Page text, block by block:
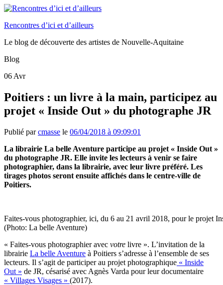
Rencontres d’ici et d’ailleurs
Le blog de découverte des artistes de Nouvelle-Aquitaine
Blog
06 Avr
Poitiers : un livre à la main, participez au
projet « Inside Out » du photographe JR
Publié parcmasse le 06/04/2018 à 09:09:01
La librairie La belle Aventure participe au projet « Inside Out »
du photographe JR. Elle invite les lecteurs à venir se faire
photographier, dans la librairie, avec leur livre préféré. Les
tirages photos seront ensuite affichés dans le centre-ville de
Poitiers.
Faites-vous photographier, ici, du 6 au 21 avril 2018, pour le projet
(Photo: La belle Aventure)
« Faites-vous photographier avec votre livre ». L’invitation de la
librairie La belle Aventure à Poitiers s’adresse à l’ensemble de ses
lecteurs. Il s’agit de participer au projet photographique « Inside
Out » de JR, césarisé avec Agnès Varda pour leur documentaire
« Villages Visages » (2017).